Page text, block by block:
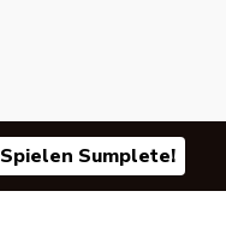
Spielen Sumplete!